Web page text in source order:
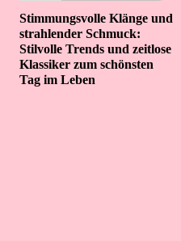
Stimmungsvolle Klänge und
strahlender Schmuck:
Stilvolle Trends und zeitlose
Klassiker zum schönsten
Tag im Leben